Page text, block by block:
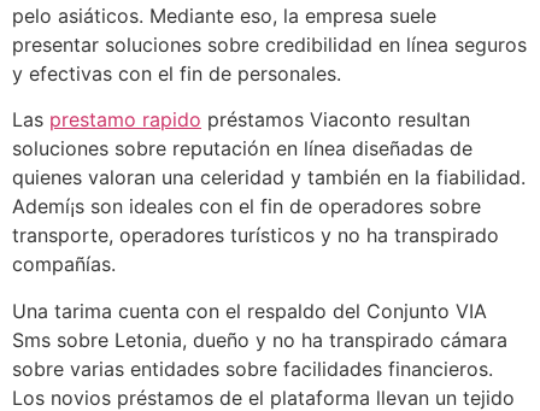
pelo asiáticos. Mediante eso, la empresa suele
presentar soluciones sobre credibilidad en línea seguros
y efectivas con el fin de personales.
Las prestamo rapido préstamos Viaconto resultan
soluciones sobre reputación en línea diseñadas de
quienes valoran una celeridad y también en la fiabilidad.
Ademí¡s son ideales con el fin de operadores sobre
transporte, operadores turísticos y no ha transpirado
compañías.
Una tarima cuenta con el respaldo del Conjunto VIA
Sms sobre Letonia, dueño y no ha transpirado cámara
sobre varias entidades sobre facilidades financieros.
Los novios préstamos de el plataforma llevan un tejido